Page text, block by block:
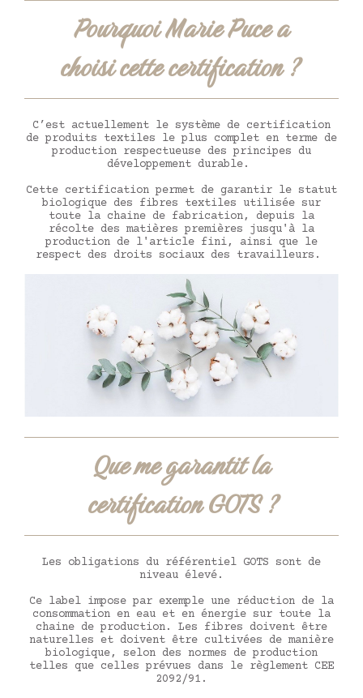
Pourquoi Marie Puce a
choisi cette certification ?
C’est actuellement le système de certification
de produits textiles le plus complet en terme de
production respectueuse des principes du
développement durable.
Cette certification permet de garantir le statut
biologique des fibres textiles utilisée sur
toute la chaine de fabrication, depuis la
récolte des matières premières jusqu'à la
production de l'article fini, ainsi que le
respect des droits sociaux des travailleurs.
Que me garantit la
certification GOTS ?
Les obligations du référentiel GOTS sont de
niveau élevé.
Ce label impose par exemple une réduction de la
consommation en eau et en énergie sur toute la
chaine de production. Les fibres doivent être
naturelles et doivent être cultivées de manière
biologique, selon des normes de production
telles que celles prévues dans le règlement CEE
2092/91.